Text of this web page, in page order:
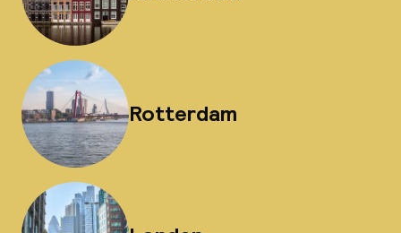
Rotterdam